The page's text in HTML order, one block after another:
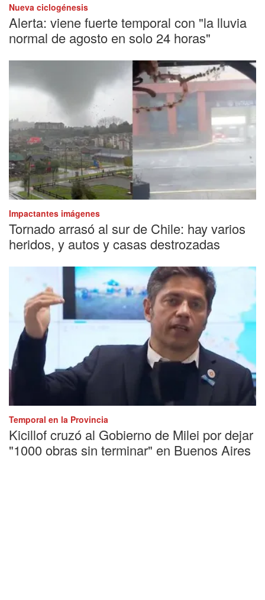
Nueva ciclogénesis
Alerta: viene fuerte temporal con "la lluvia
normal de agosto en solo 24 horas"
Impactantes imágenes
Tornado arrasó al sur de Chile: hay varios
heridos, y autos y casas destrozadas
Temporal en la Provincia
Kicillof cruzó al Gobierno de Milei por dejar
"1000 obras sin terminar" en Buenos Aires